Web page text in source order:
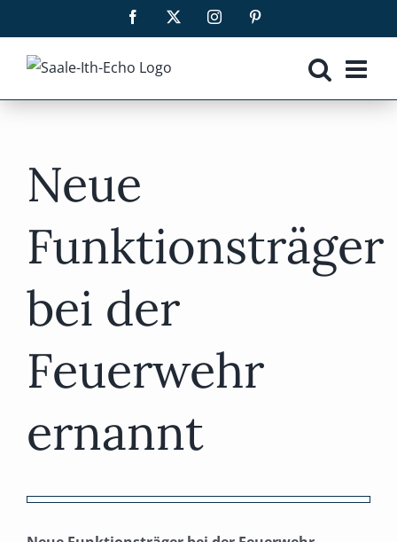
Inhalt
springen
Facebook Instagram
Neue
Funktionsträger
bei der
Feuerwehr
ernannt
grösseres